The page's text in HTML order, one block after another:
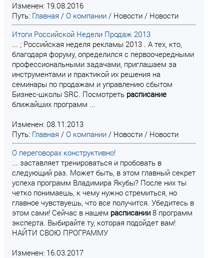
Изменен: 19.08.2016
Путь: Главная / О компании / Новости / Новости
Итоги Российской Недели Продаж 2013
... ; Российская неделя рекламы 2013 . А тех, кто,
благодаря форуму, определился с первоочередными
профессиональными задачами, приглашаем за
инструментами и практикой их решения на
семинары по продажам и управлению сбытом
Бизнес-школы SRC. Посмотреть расписание
ближайших программ ...
Изменен: 08.11.2013
Путь: Главная / О компании / Новости / Новости
О переговорах конструктивно!
... заставляет тренироваться и пробовать в
следующий раз. Может быть, в этом главный секрет
успеха программ Владимира Якубы? После них ты
четко понимаешь, к чему нужно стремиться, но
главное чувствуешь, что все получится. Убедитесь в
этом сами! Сейчас в нашем расписании 8 программ
эксперта. Выбирайте ту, которая подойдет вам!
НАЙТИ СВОЮ ПРОГРАММУ
Изменен: 16.03.2017